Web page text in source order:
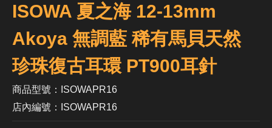
ISOWA 夏之海 12-13mm
Akoya 無調藍 稀有馬貝天然
珍珠復古耳環 PT900耳針
商品型號：ISOWAPR16
店內編號：ISOWAPR16